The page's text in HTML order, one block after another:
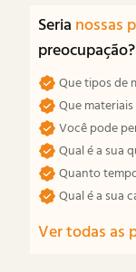
Seria nossas
preocupação?
Que tipos de
Que
Você pode
Qual é a sua
Quanto
Qual é a sua
Ver todas as